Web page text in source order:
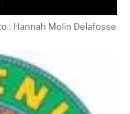
: Hannah Molin Delafosse